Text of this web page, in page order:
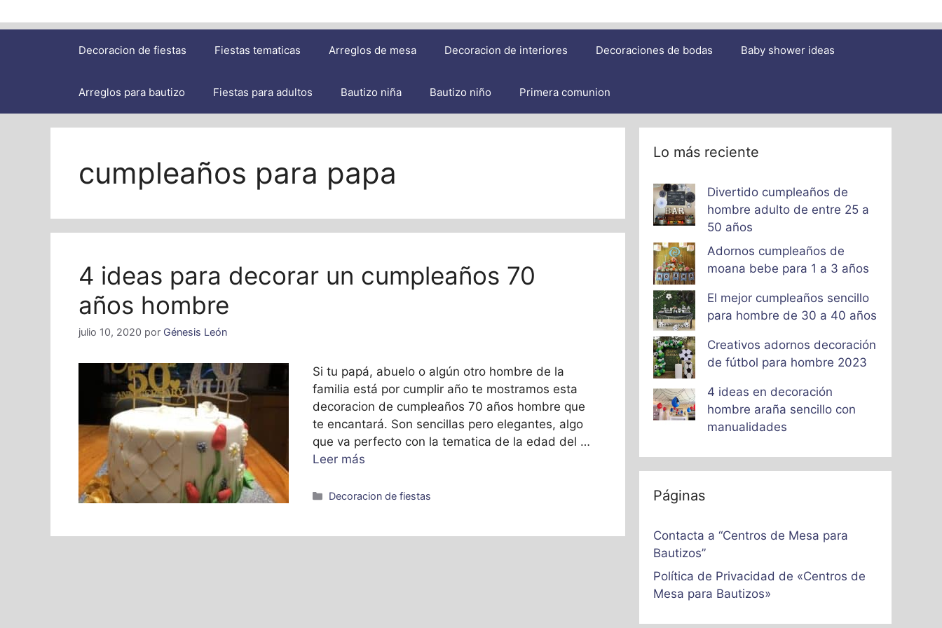
Decoracion de fiestas Fiestas tematicas Arreglos de mesa Decoracion de interiores Decoraciones de bodas Baby shower ideas
Arreglos para bautizo Fiestas para adultos Bautizo niña Bautizo niño Primera comunion
cumpleaños para papa
4 ideas para decorar un cumpleaños 70
años hombre
julio 10, 2020 por Génesis León
Si tu papá, abuelo o algún otro hombre de la
familia está por cumplir año te mostramos esta
decoracion de cumpleaños 70 años hombre que
te encantará. Son sencillas pero elegantes, algo
que va perfecto con la tematica de la edad del …
Leer más
Categorías
Decoracion de fiestas
Lo más reciente
Divertido cumpleaños de
hombre adulto de entre 25 a
50 años
Adornos cumpleaños de
moana bebe para 1 a 3 años
El mejor cumpleaños sencillo
para hombre de 30 a 40 años
Creativos adornos decoración
de fútbol para hombre 2023
4 ideas en decoración
hombre araña sencillo con
manualidades
Páginas
Contacta a “Centros de Mesa para
Bautizos”
Política de Privacidad de «Centros de
Mesa para Bautizos»